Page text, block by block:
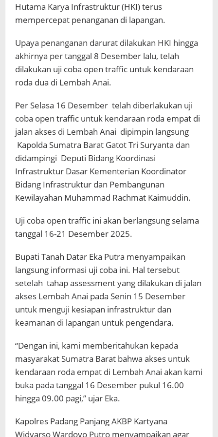
Hutama Karya Infrastruktur (HKI) terus
mempercepat penanganan di lapangan.
Upaya penanganan darurat dilakukan HKI hingga
akhirnya per tanggal 8 Desember lalu, telah
dilakukan uji coba open traffic untuk kendaraan
roda dua di Lembah Anai.
Per Selasa 16 Desember telah diberlakukan uji
coba open traffic untuk kendaraan roda empat di
jalan akses di Lembah Anai dipimpin langsung
Kapolda Sumatra Barat Gatot Tri Suryanta dan
didampingi Deputi Bidang Koordinasi
Infrastruktur Dasar Kementerian Koordinator
Bidang Infrastruktur dan Pembangunan
Kewilayahan Muhammad Rachmat Kaimuddin.
Uji coba open traffic ini akan berlangsung selama
tanggal 16-21 Desember 2025.
Bupati Tanah Datar Eka Putra menyampaikan
langsung informasi uji coba ini. Hal tersebut
setelah tahap assessment yang dilakukan di jalan
akses Lembah Anai pada Senin 15 Desember
untuk menguji kesiapan infrastruktur dan
keamanan di lapangan untuk pengendara.
“Dengan ini, kami memberitahukan kepada
masyarakat Sumatra Barat bahwa akses untuk
kendaraan roda empat di Lembah Anai akan kami
buka pada tanggal 16 Desember pukul 16.00
hingga 09.00 pagi,” ujar Eka.
Kapolres Padang Panjang AKBP Kartyana
Widyarso Wardoyo Putro menyampaikan agar